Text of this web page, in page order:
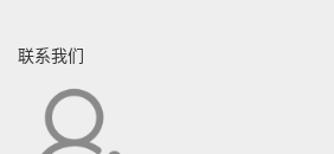
联系我们